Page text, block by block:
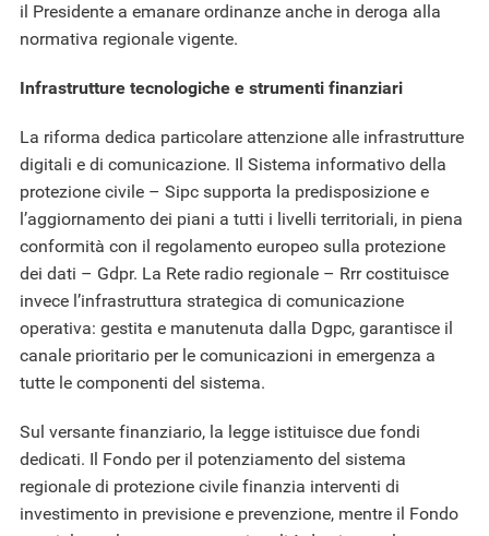
il Presidente a emanare ordinanze anche in deroga alla
normativa regionale vigente.
Infrastrutture tecnologiche e strumenti finanziari
La riforma dedica particolare attenzione alle infrastrutture
digitali e di comunicazione. Il Sistema informativo della
protezione civile – Sipc supporta la predisposizione e
l’aggiornamento dei piani a tutti i livelli territoriali, in piena
conformità con il regolamento europeo sulla protezione
dei dati – Gdpr. La Rete radio regionale – Rrr costituisce
invece l’infrastruttura strategica di comunicazione
operativa: gestita e manutenuta dalla Dgpc, garantisce il
canale prioritario per le comunicazioni in emergenza a
tutte le componenti del sistema.
Sul versante finanziario, la legge istituisce due fondi
dedicati. Il Fondo per il potenziamento del sistema
regionale di protezione civile finanzia interventi di
investimento in previsione e prevenzione, mentre il Fondo